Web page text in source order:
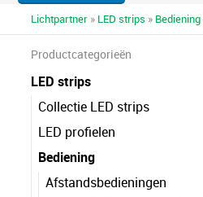
Lichtpartner » LED strips » Bediening
Productcategorieën
LED strips
Collectie LED strips
LED profielen
Bediening
Afstandsbedieningen